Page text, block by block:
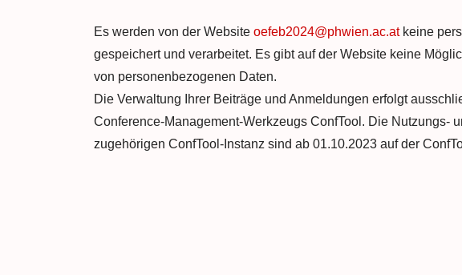
Es werden von der Website oefeb2024@phwien.ac.atkeine
gespeichert und verarbeitet. Es gibt auf der Website keine
von personenbezogenen Daten.
Die Verwaltung Ihrer Beiträge und Anmeldungen erfolgt
Conference-Management-Werkzeugs ConfTool. Die Nutzungs-
zugehörigen ConfTool-Instanz sind ab 01.10.2023 auf der